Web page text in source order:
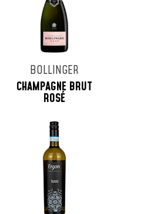
BOLLINGER
CHAMPAGNE BRUT
ROSÉ